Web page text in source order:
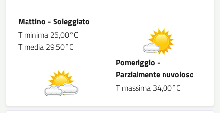
Mattino - Soleggiato
T minima 25,00°C
T media 29,50°C
Pomeriggio -
Parzialmente nuvoloso
T massima 34,00°C